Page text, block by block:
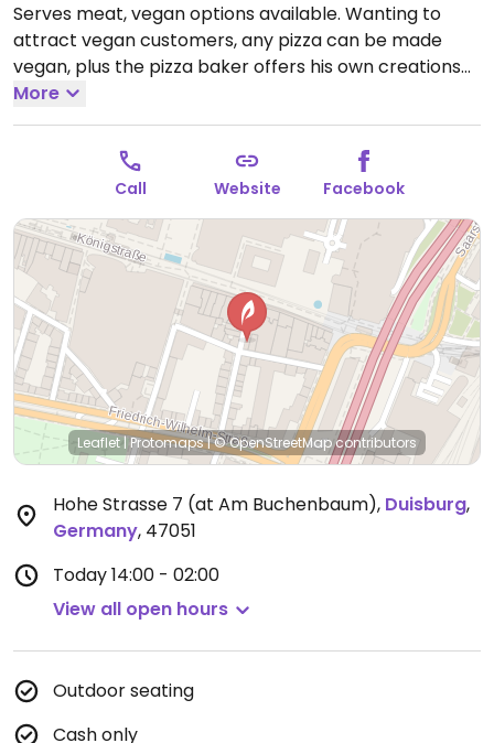
Serves meat, vegan options available. Wanting to
attract vegan customers, any pizza can be made
vegan, plus the pizza baker offers his own creations
upon request. Offers vegan Bolognese, smoked tofu,
and vegan cheese. Also serves pasta and panuozzo.
Note: Temporarily closed May 2025 -
please send updates to HappyCow.
More
Call Website Facebook
Leaflet| Protomaps|© OpenStreetMapcontributors
Hohe Strasse 7 (at Am Buchenbaum), Duisburg,
Germany, 47051
Today14:00 - 02:00
View all open hours
Outdoor seating
Cash only